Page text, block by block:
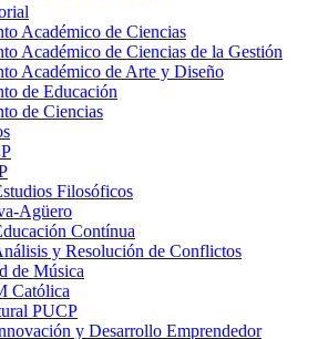
Académico de Ciencias
Académico de Ciencias de la Gestión
Académico de Arte y Diseño
de Educación
de Ciencias
Filosóficos
Agüero
Contínua
y Resolución de Conflictos
de Música
Católica
PUCP
y Desarrollo Emprendedor